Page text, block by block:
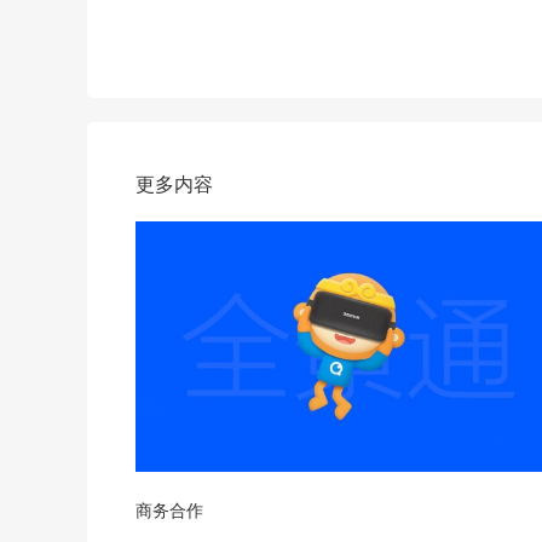
更多内容
商务合作